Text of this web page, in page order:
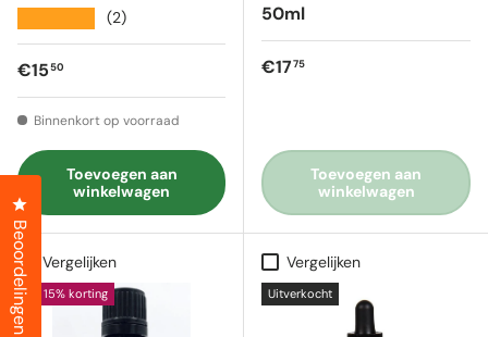
(2)
Reguliere prijs
€1550
Binnenkort op voorraad
Toevoegen aan
winkelwagen
50ml
Reguliere prijs
€1775
Toevoegen aan
winkelwagen
Vergelijken
15% korting
Vergelijken
Uitverkocht
Beoordelingen
Klik om het dialoogvenster met beoordelingen te openen